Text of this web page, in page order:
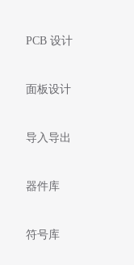
PCB 设计
面板设计
导入导出
器件库
符号库